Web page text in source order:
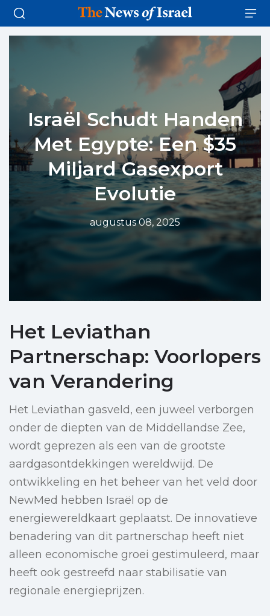
Israël Schudt Handen
Met Egypte: Een $35
Miljard Gasexport
Evolutie
augustus 08, 2025
Het Leviathan
Partnerschap: Voorlopers
van Verandering
Het Leviathan gasveld, een juweel verborgen
onder de diepten van de Middellandse Zee,
wordt geprezen als een van de grootste
aardgasontdekkingen wereldwijd. De
ontwikkeling en het beheer van het veld door
NewMed hebben Israël op de
energiewereldkaart geplaatst. De innovatieve
benadering van dit partnerschap heeft niet
alleen economische groei gestimuleerd, maar
heeft ook gestreefd naar stabilisatie van
regionale energieprijzen.